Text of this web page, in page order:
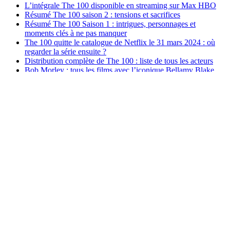
L’intégrale The 100 disponible en streaming sur Max HBO
Résumé The 100 saison 2 : tensions et sacrifices
Résumé The 100 Saison 1 : intrigues, personnages et
moments clés à ne pas manquer
The 100 quitte le catalogue de Netflix le 31 mars 2024 : où
regarder la série ensuite ?
Distribution complète de The 100 : liste de tous les acteurs
Bob Morley : tous les films avec l’iconique Bellamy Blake